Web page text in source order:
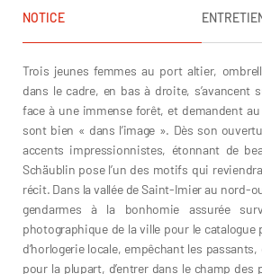
NOTICE
Trois jeunes femmes au port altier,
dans le cadre, en bas à droite, s’avancent
face à une immense forêt, et demandent
sont bien « dans l’image ». Dès son
accents impressionnistes, étonnant de
Schäublin pose l’un des motifs qui
récit. Dans la vallée de Saint-Imier au nord-
gendarmes à la bonhomie assurée
photographique de la ville pour le catalogue
d’horlogerie locale, empêchant les
pour la plupart, d’entrer dans le champ des